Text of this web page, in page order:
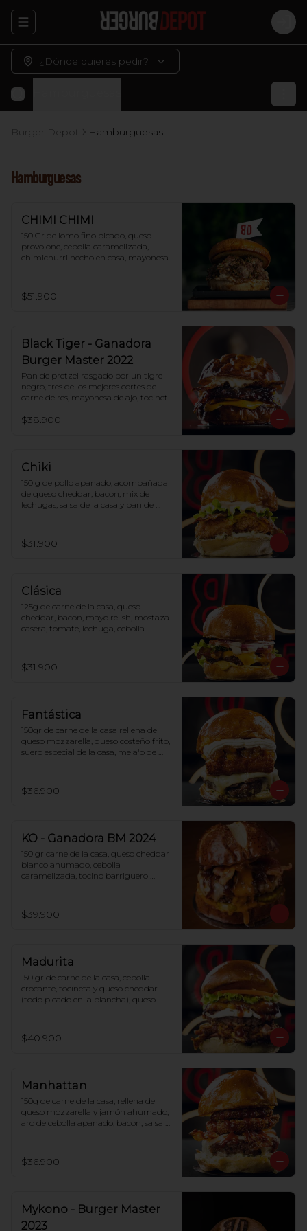
Abrir menu de navegación
¿Dónde quieres pedir?
Burger Depot Hamburguesas
Hamburguesas
CHIMI CHIMI
150 Gr de lomo fino picado, queso
provolone, cebolla caramelizada,
chimichurri hecho en casa, mayonesa
$51.900
Black Tiger - Ganadora
Burger Master 2022
Pan de pretzel rasgado por un tigre
negro, tres de los mejores cortes de
carne de res, mayonesa de ajo, tocineta
reducción de vino, doble queso
$38.900
Chiki
150 g de pollo apanado, acompañada
de queso cheddar, bacon, mix de
lechugas, salsa de la casa y pan de
$31.900
Clásica
125g de carne de la casa, queso
cheddar, bacon, mayo relish, mostaza
casera, tomate, lechuga, cebolla
$31.900
Fantástica
150gr de carne de la casa rellena de
queso mozzarella, queso costeño frito,
suero especial de la casa, mela'o de
$36.900
KO - Ganadora BM 2024
150 gr carne de la casa, queso cheddar
blanco ahumado, cebolla
caramelizada, tocino barriguero
Amablemente, rechazamos cualquier
sustituciones o modificación en este
$39.900
Madurita
150 gr de carne de la casa, cebolla
crocante, tocineta y queso cheddar
(todo picado en la plancha), queso
de papa.
$40.900
Manhattan
150g de carne de la casa, rellena de
queso mozzarella y jamón ahumado,
aro de cebolla apanado, bacon, salsa
$36.900
Mykono - Burger Master
2023